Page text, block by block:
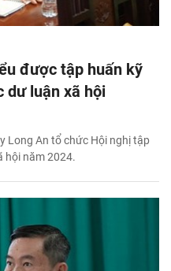
được tập huấn kỹ
dư luận xã hội
Long An tổ chức Hội nghị tập
hội năm 2024.